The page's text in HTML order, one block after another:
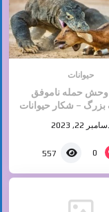
حیوانات
وحش حمله ناموفق
بزرگ – شکار حیوانات
22, 2023
0
557